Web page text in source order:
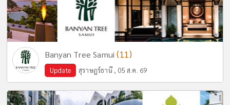
Banyan Tree Samui(11)
Update สุราษฎร์ธานี , 05 ส.ค. 69